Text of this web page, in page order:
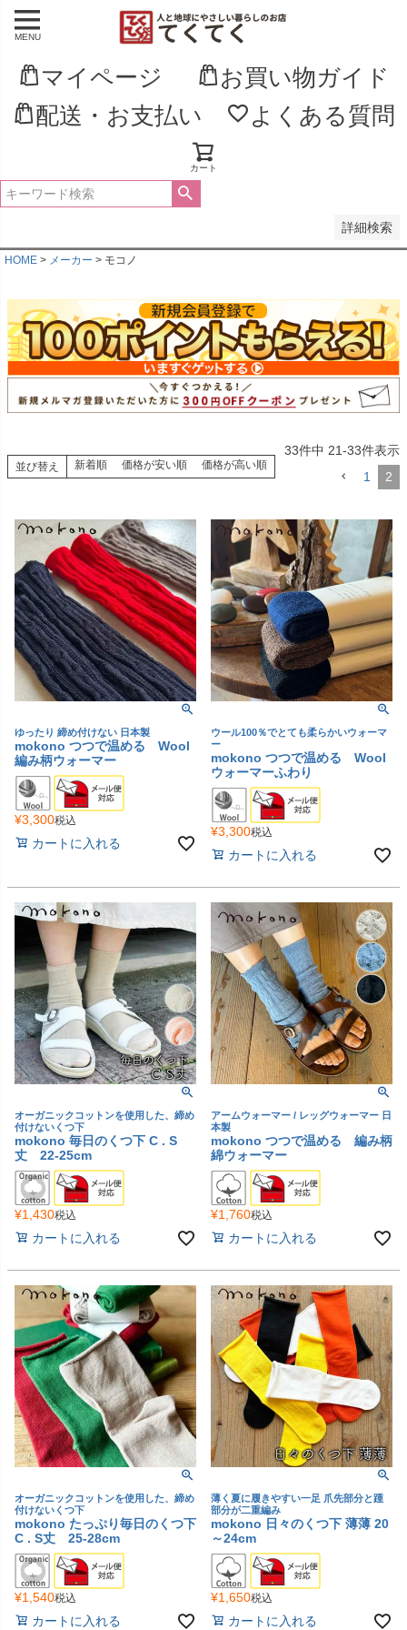
MENU
マイページ
お買い物ガイド
配送・お支払い
よくある質問
カート
詳細検索
新着順
登録順
価格が高い順
優先度順
HOME メーカー モコノ
並び替え 新着順 価格が安い順 価格が高い順
33件中 21-33件表示
1
2
ゆったり 締め付けない 日本製
mokono つつで温める Wool
編み柄ウォーマー
¥3,300税込
カートに入れる
ウール100％でとても柔らかいウォーマ
ー
mokono つつで温める Wool
ウォーマーふわり
¥3,300税込
カートに入れる
オーガニックコットンを使用した、締め
付けないくつ下
mokono 毎日のくつ下 C . S
丈 22-25cm
¥1,430税込
カートに入れる
アームウォーマー / レッグウォーマー 日
本製
mokono つつで温める 編み柄
綿ウォーマー
¥1,760税込
カートに入れる
オーガニックコットンを使用した、締め
付けないくつ下
mokono たっぷり毎日のくつ下
C . S丈 25-28cm
¥1,540税込
カートに入れる
薄く夏に履きやすい一足 爪先部分と踵
部分が二重編み
mokono 日々のくつ下 薄薄 20
～24cm
¥1,650税込
カートに入れる